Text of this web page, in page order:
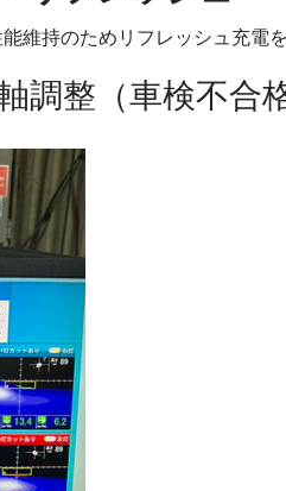
維持のためリフレッシュ充電
調整（車検不合格